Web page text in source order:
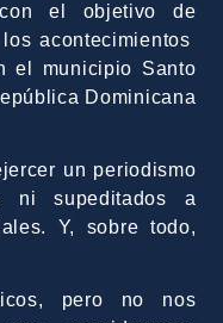
el objetivo de
acontecimientos
el municipio Santo
Dominicana
un periodismo
ni supeditados a
Y, sobre todo,
pero no nos